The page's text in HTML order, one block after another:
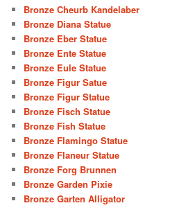
Bronze Cheurb Kandelaber
Bronze Diana Statue
Bronze Eber Statue
Bronze Ente Statue
Bronze Eule Statue
Bronze Figur Satue
Bronze Figur Statue
Bronze Fisch Statue
Bronze Fish Statue
Bronze Flamingo Statue
Bronze Flaneur Statue
Bronze Forg Brunnen
Bronze Garden Pixie
Bronze Garten Alligator